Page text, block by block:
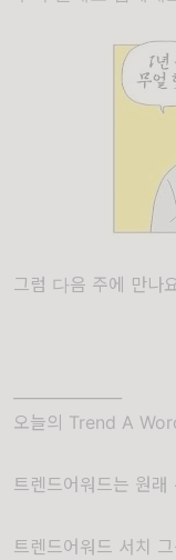
그럼 다음 주에 만나
오늘의 Trend A
트렌드어워드는 원
트렌드어워드 서치